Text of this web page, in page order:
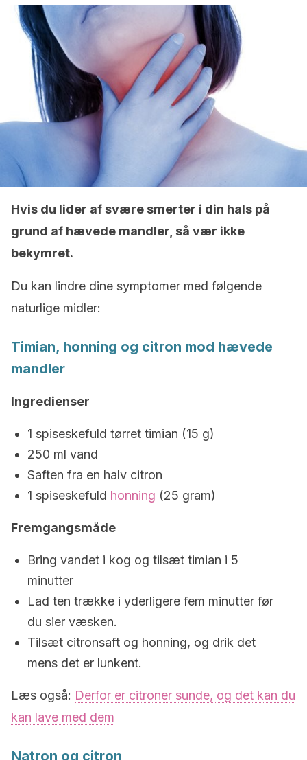
Hvis du lider af svære smerter i din hals på
grund af hævede mandler, så vær ikke
bekymret.
Du kan lindre dine symptomer med følgende
naturlige midler:
Timian, honning og citron mod hævede
mandler
Ingredienser
1 spiseskefuld tørret timian (15 g)
250 ml vand
Saften fra en halv citron
1 spiseskefuld honning (25 gram)
Fremgangsmåde
Bring vandet i kog og tilsæt timian i 5
minutter
Lad ten trække i yderligere fem minutter før
du sier væsken.
Tilsæt citronsaft og honning, og drik det
mens det er lunkent.
Læs også: Derfor er citroner sunde, og det kan du
kan lave med dem
Natron og citron